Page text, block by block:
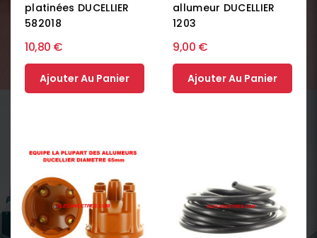
platinées DUCELLIER
582018
10,80 €
Ajouter Au Panier
allumeur DUCELLIER
1203
9,00 €
Ajouter Au Panier